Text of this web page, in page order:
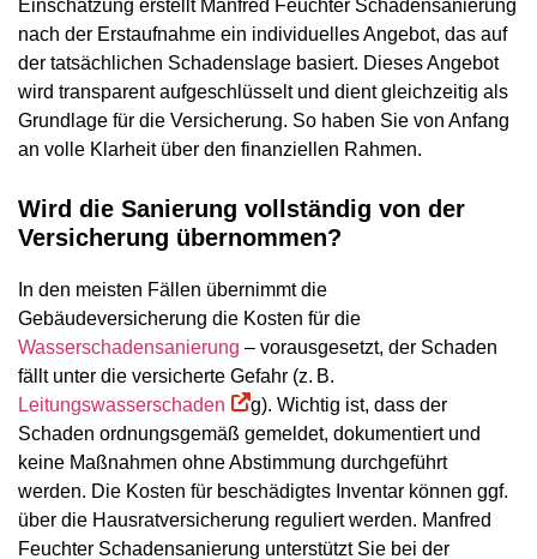
Einschätzung erstellt Manfred Feuchter Schadensanierung
nach der Erstaufnahme ein individuelles Angebot, das auf
der tatsächlichen Schadenslage basiert. Dieses Angebot
wird transparent aufgeschlüsselt und dient gleichzeitig als
Grundlage für die Versicherung. So haben Sie von Anfang
an volle Klarheit über den finanziellen Rahmen.
Wird die Sanierung vollständig von der
Versicherung übernommen?
In den meisten Fällen übernimmt die
Gebäudeversicherung die Kosten für die
Wasserschadensanierung – vorausgesetzt, der Schaden
fällt unter die versicherte Gefahr (z. B.
Leitungswasserschaden
g). Wichtig ist, dass der
Schaden ordnungsgemäß gemeldet, dokumentiert und
keine Maßnahmen ohne Abstimmung durchgeführt
werden. Die Kosten für beschädigtes Inventar können ggf.
über die Hausratversicherung reguliert werden. Manfred
Feuchter Schadensanierung unterstützt Sie bei der